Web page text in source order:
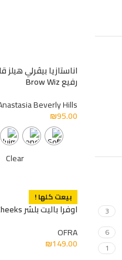
3
6
1
اناستازيا بيڤرلي
رفيع Brow Wiz
Beverly Hills
₪95.00
Clear
بيعت كلها !
اوفرا باليت بلشر Charm Your Cheeks
OFRA
₪149.00